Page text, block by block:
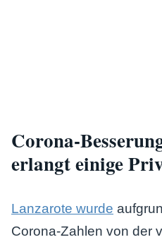
Corona-
erlangt einige
Lanzarote wurde
Corona-Zahlen von der